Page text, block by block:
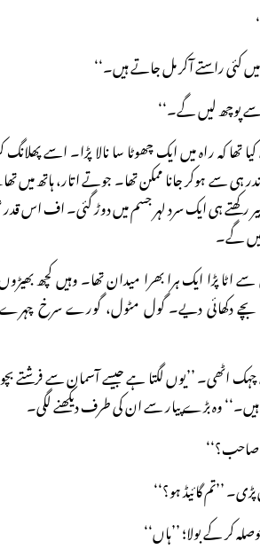
کئی راستے آکر مل جاتے ہیں۔‘‘
پوچھ لیں گے۔‘‘
تھا کہ راہ میں ایک چھوٹا سا نالا پڑا۔ اسے پھلانگ
ہی سے ہوکر جانا ممکن تھا۔ جوتے اتار، ہاتھ میں
رکھتے ہی ایک سرد لہر جسم میں دوڑ گئی۔ اف اس قدر
گے۔
اٹا پڑا ایک ہرا بھرا میدان تھا۔ وہیں کچھ
بچے دکھائی دیے۔ گول مٹول، گورے سرخ
چہک اٹھی۔ ’’یوں لگتا ہے جیسے آسمان سے فرشتے
وہ بڑے پیار سے ان کی طرف دیکھنے لگی۔
صاحب؟‘‘
پڑی۔ ’’تم گائیڈ ہو؟‘‘
کر کے بولا؛ ’’ہاں‘‘